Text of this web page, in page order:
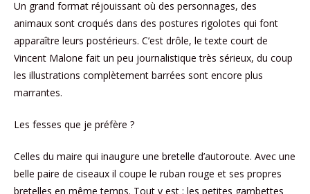
Un grand format réjouissant où des personnages, des
animaux sont croqués dans des postures rigolotes qui font
apparaître leurs postérieurs. C’est drôle, le texte court de
Vincent Malone fait un peu journalistique très sérieux, du coup
les illustrations complètement barrées sont encore plus
marrantes.
Les fesses que je préfère ?
Celles du maire qui inaugure une bretelle d’autoroute. Avec une
belle paire de ciseaux il coupe le ruban rouge et ses propres
bretelles en même temps. Tout y est : les petites gambettes